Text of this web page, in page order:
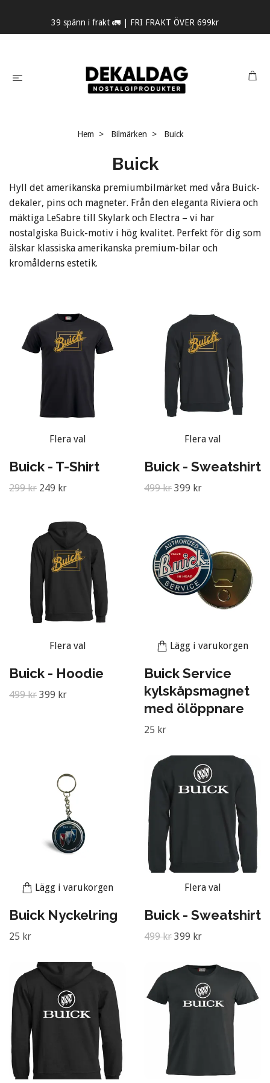
39 spänn i frakt 🚛 | FRI FRAKT ÖVER 699kr
Hem Bilmärken Buick
Buick
Hyll det amerikanska premiumbilmärket med våra Buick-
dekaler, pins och magneter. Från den eleganta Riviera och
mäktiga LeSabre till Skylark och Electra – vi har
nostalgiska Buick-motiv i hög kvalitet. Perfekt för dig som
älskar klassiska amerikanska premium-bilar och
kromålderns estetik.
Flera val
Buick - T-Shirt
299 kr 249 kr
Flera val
Buick - Sweatshirt
499 kr 399 kr
Flera val
Buick - Hoodie
499 kr 399 kr
Lägg i varukorgen
Buick Service
kylskåpsmagnet
med ölöppnare
25 kr
Lägg i varukorgen
Buick Nyckelring
25 kr
Flera val
Buick - Sweatshirt
499 kr 399 kr